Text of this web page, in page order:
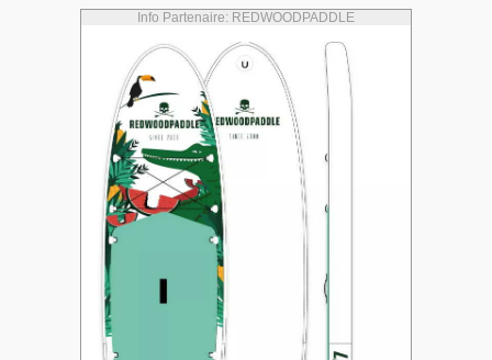
Info Partenaire: REDWOODPADDLE